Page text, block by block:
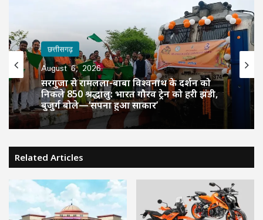
छत्तीसगढ़
August 6, 2026
सरगुजा से रामलला-बाबा विश्वनाथ के दर्शन को
निकले 850 श्रद्धालु: भारत गौरव ट्रेन को हरी झंडी,
बुजुर्ग बोले—‘सपना हुआ साकार’
Related Articles